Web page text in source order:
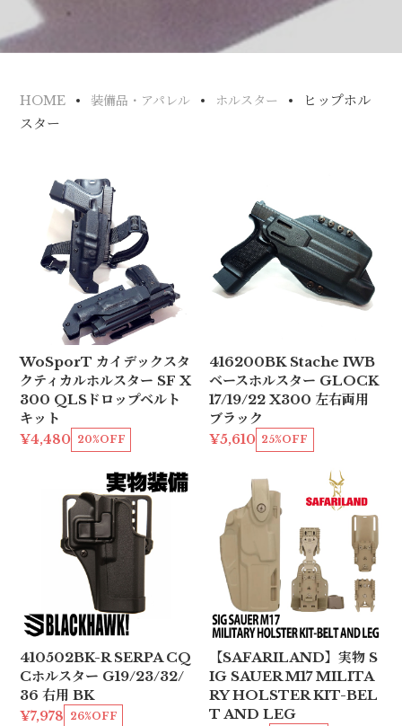
HOME 装備品・アパレル ホルスター
ヒップホル
スター
WoSporT カイデックスタ
クティカルホルスター SF X
300 QLSドロップベルト
キット
¥4,480 20%OFF
416200BK Stache IWB
ベースホルスター GLOCK
17/19/22 X300 左右両用
ブラック
¥5,610 25%OFF
410502BK-R SERPA CQ
Cホルスター G19/23/32/
36 右用 BK
¥7,978 26%OFF
【SAFARILAND】実物 S
IG SAUER M17 MILITA
RY HOLSTER KIT-BEL
T AND LEG